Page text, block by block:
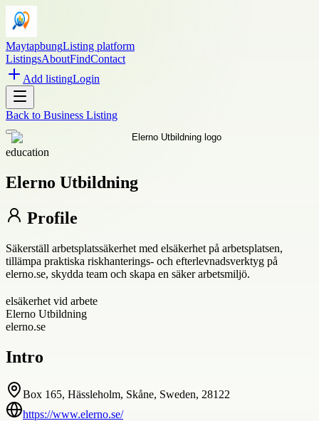
MaytapbungListing platform
ListingsAboutFindContact
Add listingLogin
Back to Business Listing
education
Elerno Utbildning
Profile
Säkerställ arbetsplatssäkerhet med elsäkerhet på arbetsplatsen,
tillämpa praktiska riskhanterings- och efterlevnadsverktyg på
elerno.se, skydda team och skapa en säker arbetsmiljö.
elsäkerhet vid arbete
Elerno Utbildning
elerno.se
Intro
Box 165, Hässleholm, Skåne, Sweden, 28122
https://www.elerno.se/